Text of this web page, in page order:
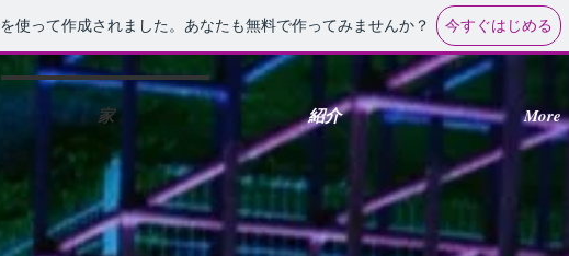
を使って作成されました。あなたも無料で作ってみませんか？ 今すぐはじめる
家 紹介 More